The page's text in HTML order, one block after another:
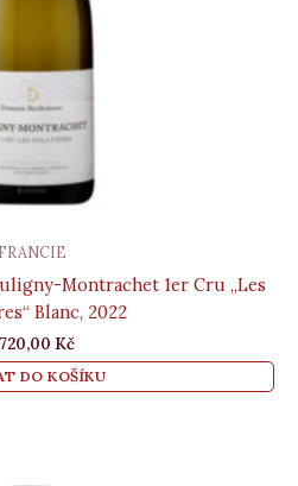
FRANCIE
Montrachet 1er Cru „Les
Blanc, 2022
Kč
DO KOŠÍKU